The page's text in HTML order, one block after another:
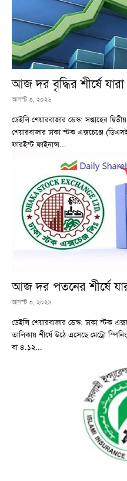
আজ দর বৃদ্ধির শীর্ষে যারা
আগস্ট ৩, ২০২৬
ডেইলি শেয়ারবাজার ডেস্ক: সপ্তাহের
শেয়ারবাজার ঢাকা স্টক এক্সচেঞ্জে
ফারইস্ট ফাইনান্স...
আজ দর পতনের শীর্ষে
আগস্ট ৩, ২০২৬
ডেইলি শেয়ারবাজার ডেস্ক: ঢাকা স্টক
তালিকায় শীর্ষে উঠে এসেছে মেট্রো
বা ৪.১২...